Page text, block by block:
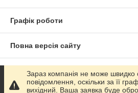
Графік роботи
Повна версія сайту
Сайт створено на маркетплейсі
Зараз компанія не може швидко
повідомлення, оскільки за її
вихідний. Ваша заявка буде